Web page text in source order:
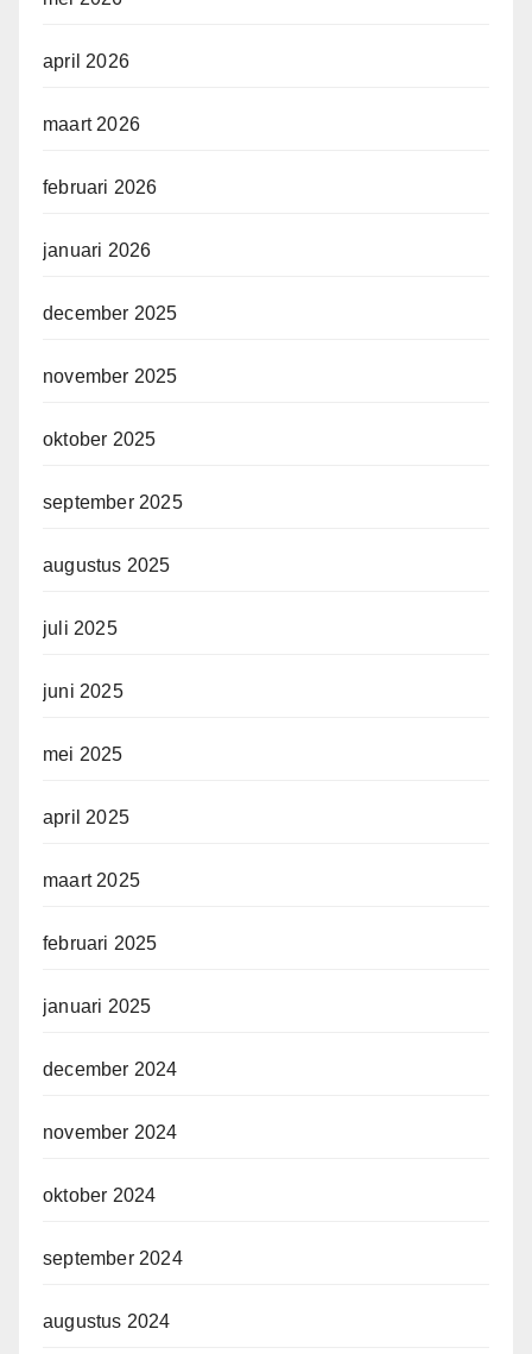
april 2026
maart 2026
februari 2026
januari 2026
december 2025
november 2025
oktober 2025
september 2025
augustus 2025
juli 2025
juni 2025
mei 2025
april 2025
maart 2025
februari 2025
januari 2025
december 2024
november 2024
oktober 2024
september 2024
augustus 2024